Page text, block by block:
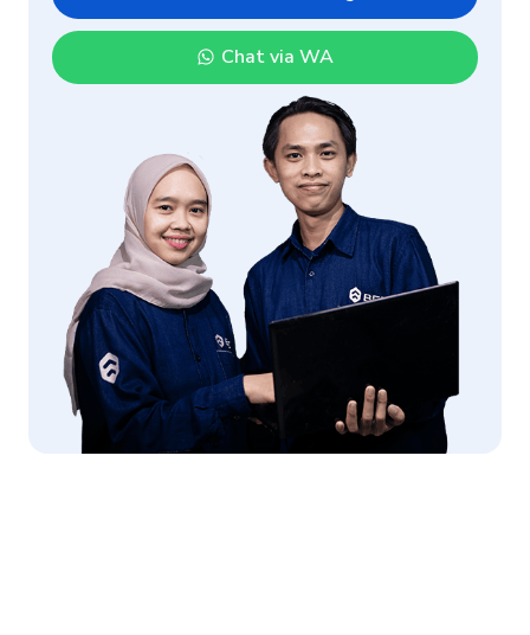
Chat via WA